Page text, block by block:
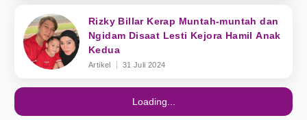
Rizky Billar Kerap Muntah-muntah dan
Ngidam Disaat Lesti Kejora Hamil Anak
Kedua
Artikel 31 Juli 2024
Loading...